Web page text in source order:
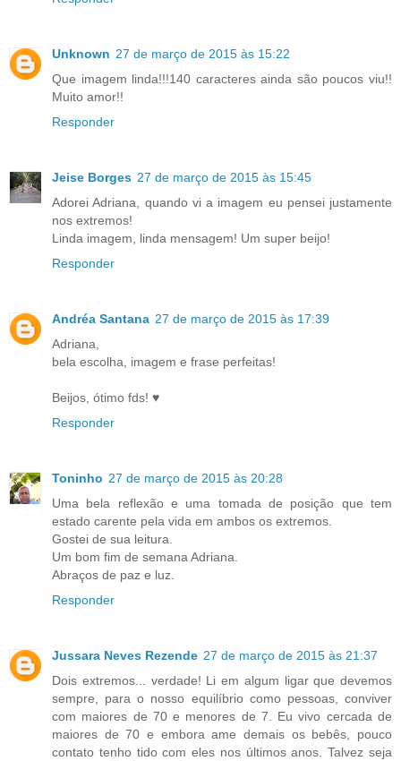
Unknown 27 de março de 2015 às 15:22
Que imagem linda!!!140 caracteres ainda são poucos viu!!
Muito amor!!
Responder
Jeise Borges 27 de março de 2015 às 15:45
Adorei Adriana, quando vi a imagem eu pensei justamente
nos extremos!
Linda imagem, linda mensagem! Um super beijo!
Responder
Andréa Santana 27 de março de 2015 às 17:39
Adriana,
bela escolha, imagem e frase perfeitas!
Beijos, ótimo fds! ♥
Responder
Toninho 27 de março de 2015 às 20:28
Uma bela reflexão e uma tomada de posição que tem
estado carente pela vida em ambos os extremos.
Gostei de sua leitura.
Um bom fim de semana Adriana.
Abraços de paz e luz.
Responder
Jussara Neves Rezende 27 de março de 2015 às 21:37
Dois extremos... verdade! Li em algum ligar que devemos
sempre, para o nosso equilíbrio como pessoas, conviver
com maiores de 70 e menores de 7. Eu vivo cercada de
maiores de 70 e embora ame demais os bebês, pouco
contato tenho tido com eles nos últimos anos. Talvez seja